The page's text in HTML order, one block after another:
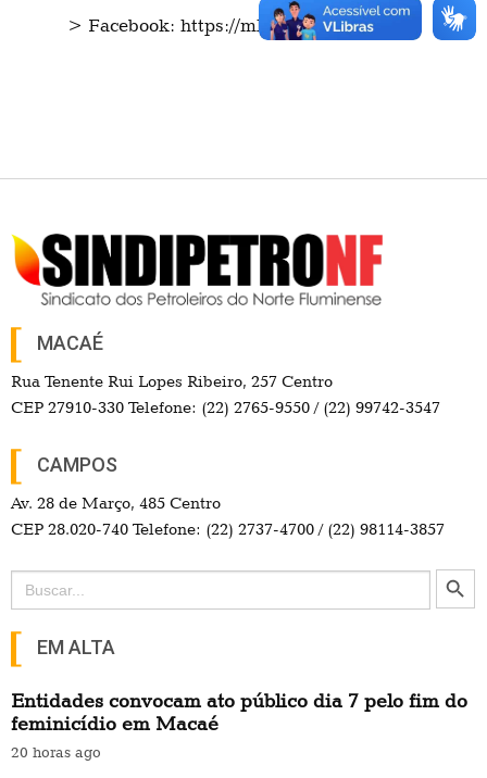
> Facebook: https://mla.bs/d517a639
MACAÉ
Rua Tenente Rui Lopes Ribeiro, 257 Centro
CEP 27910-330 Telefone: (22) 2765-9550 / (22) 99742-3547
CAMPOS
Av. 28 de Março, 485 Centro
CEP 28.020-740 Telefone: (22) 2737-4700 / (22) 98114-3857
Search
for:
Search Button
EM ALTA
Entidades convocam ato público dia 7 pelo fim do
feminicídio em Macaé
20 horas ago